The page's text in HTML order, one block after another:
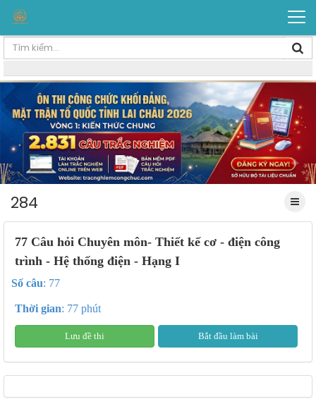
284
77 Câu hỏi Chuyên môn- Thiết kế cơ - điện công
trình - Hệ thống điện - Hạng I
Số câu: 77
Thời gian: 77 phút
Lưu đề thi Bắt đầu làm bài